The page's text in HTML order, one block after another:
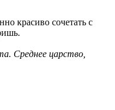
красиво сочетать с
Среднее царство,